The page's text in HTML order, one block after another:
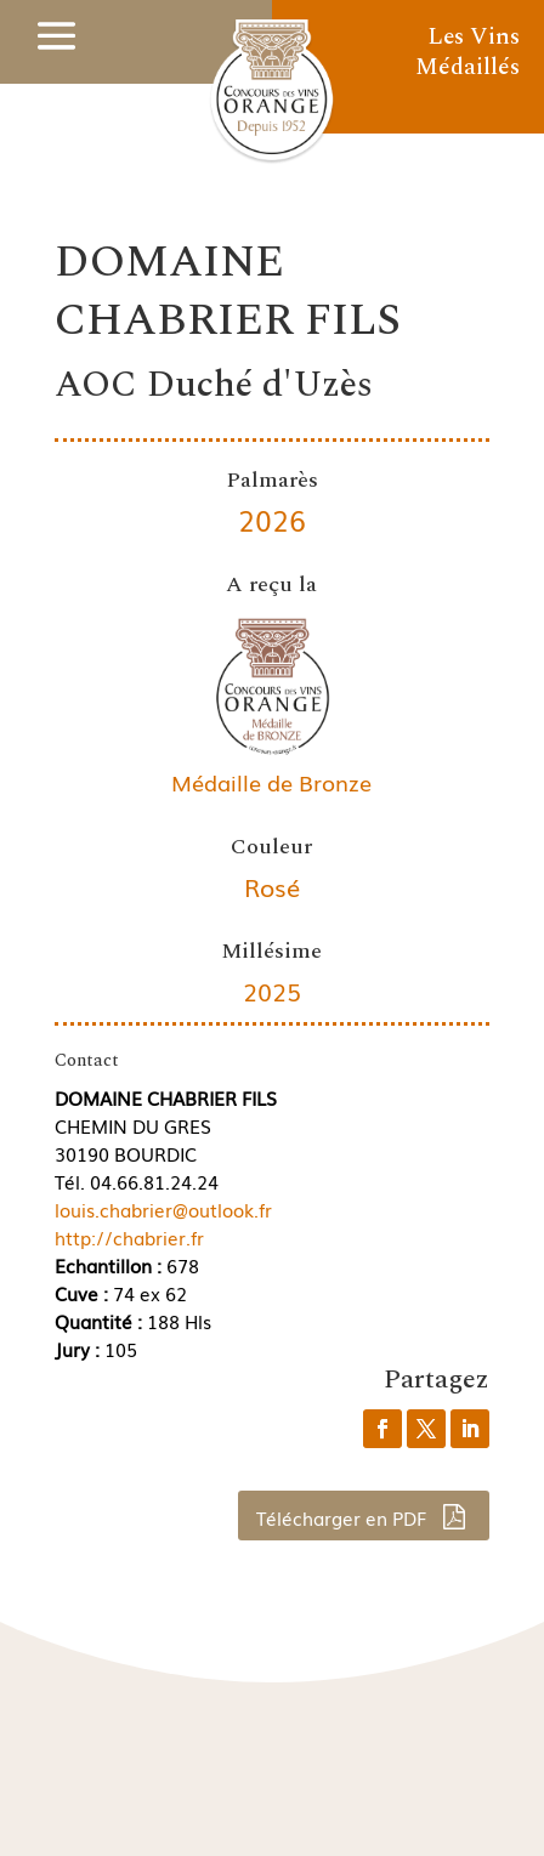
Les Vins
Médaillés
DOMAINE
CHABRIER FILS
AOC Duché d'Uzès
Palmarès
2026
A reçu la
Médaille de Bronze
Couleur
Rosé
Millésime
2025
Contact
DOMAINE CHABRIER FILS
CHEMIN DU GRES
30190 BOURDIC
Tél. 04.66.81.24.24
louis.chabrier@outlook.fr
http://chabrier.fr
Echantillon :678
Cuve : 74 ex 62
Quantité : 188 Hls
Jury : 105
Partagez
Télécharger en PDF